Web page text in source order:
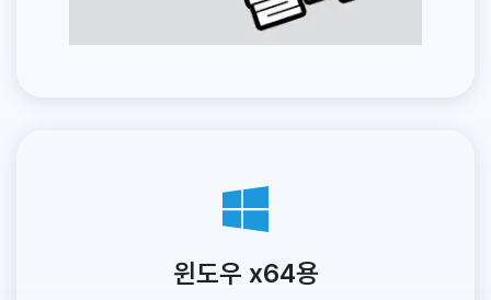
윈도우 x64용